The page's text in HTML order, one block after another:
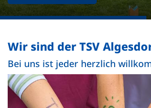
Wir sind der TSV
Bei uns ist jeder herzlich